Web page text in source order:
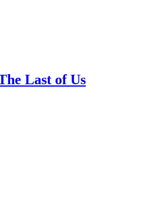
Last of Us